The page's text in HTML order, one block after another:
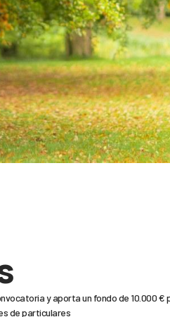
y aporta un fondo de 10.000
de particulares